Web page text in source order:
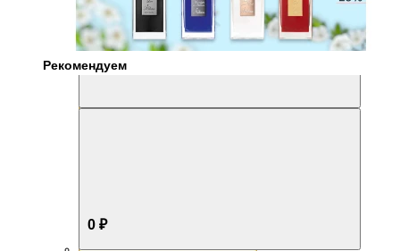
Рекомендуем
0 ₽